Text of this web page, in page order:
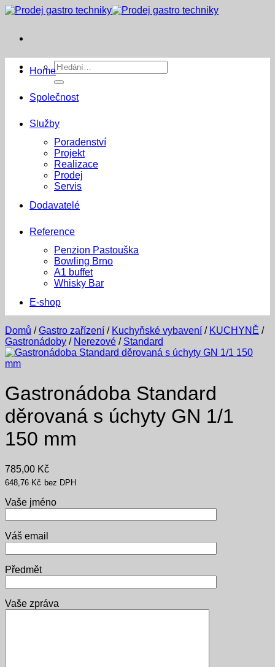
Přeskočit
Hledat:
Home
Společnost
Služby
Poradenství
Projekt
Realizace
Prodej
Servis
Dodavatelé
Reference
Penzion Pastouška
Bowling Brno
A1 buffet
Whisky Bar
E-shop
Domů / Gastro zařízení / Kuchyňské vybavení / KUCHYNĚ /
Gastronádoby / Nerezové / Standard
Gastronádoba Standard
děrovaná s úchyty GN 1/1
150 mm
785,00 Kč
648,76 Kč bez DPH
Vaše jméno
Váš email
Předmět
Vaše zpráva